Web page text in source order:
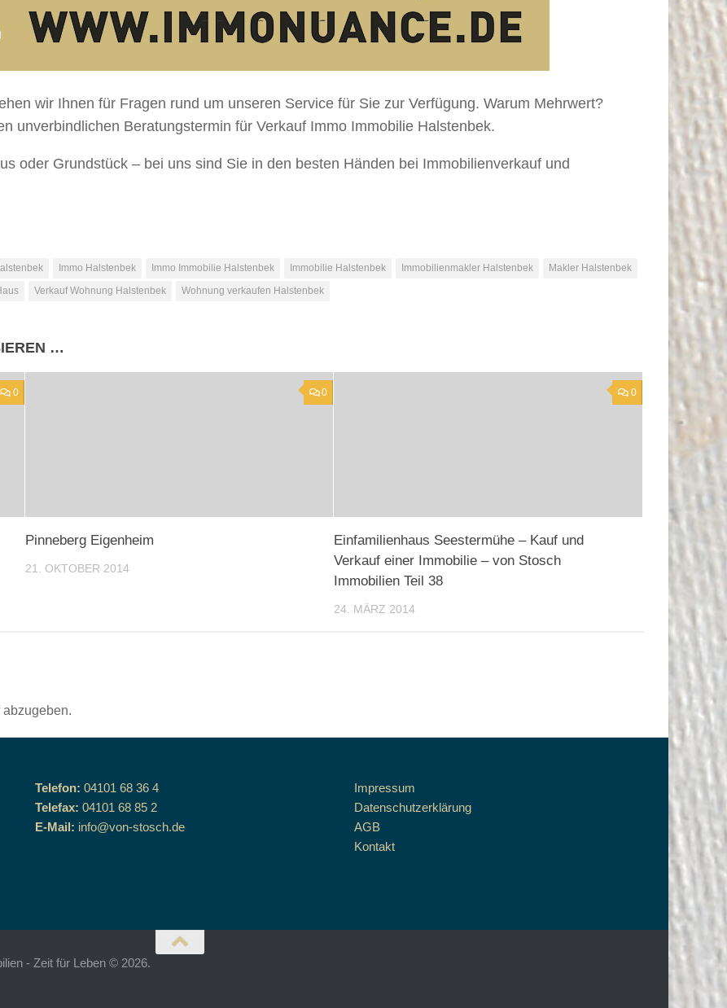
wir Ihnen für Fragen rund um unseren Service für Sie zur Verfügung. Warum Mehrwert?
unverbindlichen Beratungstermin für Verkauf Immo Immobilie Halstenbek.
oder Grundstück – bei uns sind Sie in den besten Händen bei Immobilienverkauf und
Immo Halstenbek Immo Immobilie Halstenbek Immobilie Halstenbek Immobilienmakler Halstenbek
Makler Halstenbek
Verkauf Wohnung Halstenbek Wohnung verkaufen Halstenbek
…
0 0
Pinneberg Eigenheim
21. OKTOBER 2014
0
Einfamilienhaus Seestermühe – Kauf und
Verkauf einer Immobilie – von Stosch
Immobilien Teil 38
24. MÄRZ 2014
Telefon: 04101 68 36 4
Telefax: 04101 68 85 2
E-Mail: info@von-stosch.de
Impressum
Datenschutzerklärung
AGB
Kontakt
- Zeit für Leben © 2026.